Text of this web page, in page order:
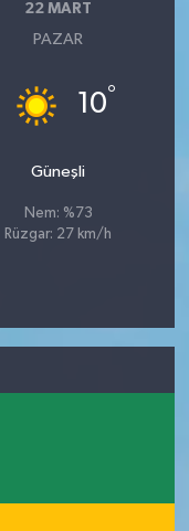
22 MART
PAZAR
10°
Güneşli
Nem: %73
Rüzgar: 27 km/h